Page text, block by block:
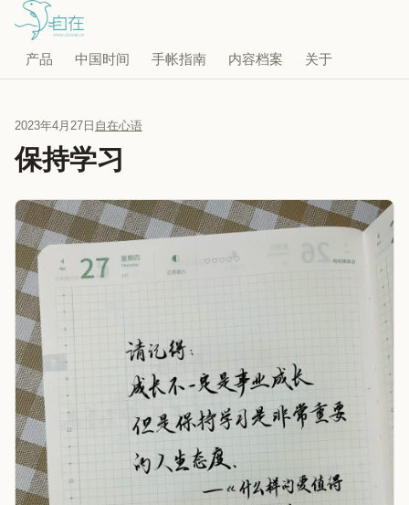
产品 中国时间 手帐指南 内容档案 关于
2023年4月27日 自在心语
保持学习